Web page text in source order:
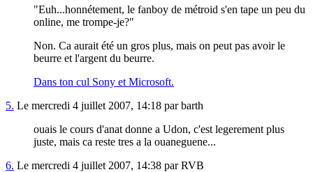
"Euh...honnétement, le fanboy de métroid s'en tape un peu du
online, me trompe-je?"
Non. Ca aurait été un gros plus, mais on peut pas avoir le
beurre et l'argent du beurre.
Dans ton cul Sony et Microsoft.
5. Le mercredi 4 juillet 2007, 14:18 par barth
ouais le cours d'anat donne a Udon, c'est legerement plus
juste, mais ca reste tres a la ouaneguene...
6. Le mercredi 4 juillet 2007, 14:38 par RVB